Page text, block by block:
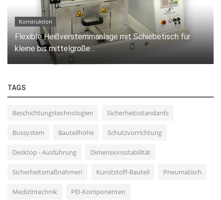
Konstruktion
Flexible Heißverstemmanlage mit Schiebetisch für
kleine bis mittelgroße...
TAGS
Beschichtungstechnologien Sicherheitsstandards
Bussystem Bauteilhöhe Schutzvorrichtung
Desktop - Ausführung Dimensionsstabilität
Sicherheitsmaßnahmen Kunststoff-Bauteil Pneumatisch
Medizintechnik PEI-Komponenten